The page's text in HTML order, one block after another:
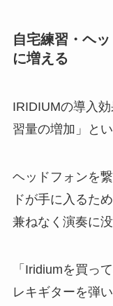
自宅練習・ヘ
に増える
IRIDIUMの導入
習量の増加」と
ヘッドフォンを
ドが手に入るた
兼ねなく演奏に没
「Iridiumを買っ
レキギターを弾